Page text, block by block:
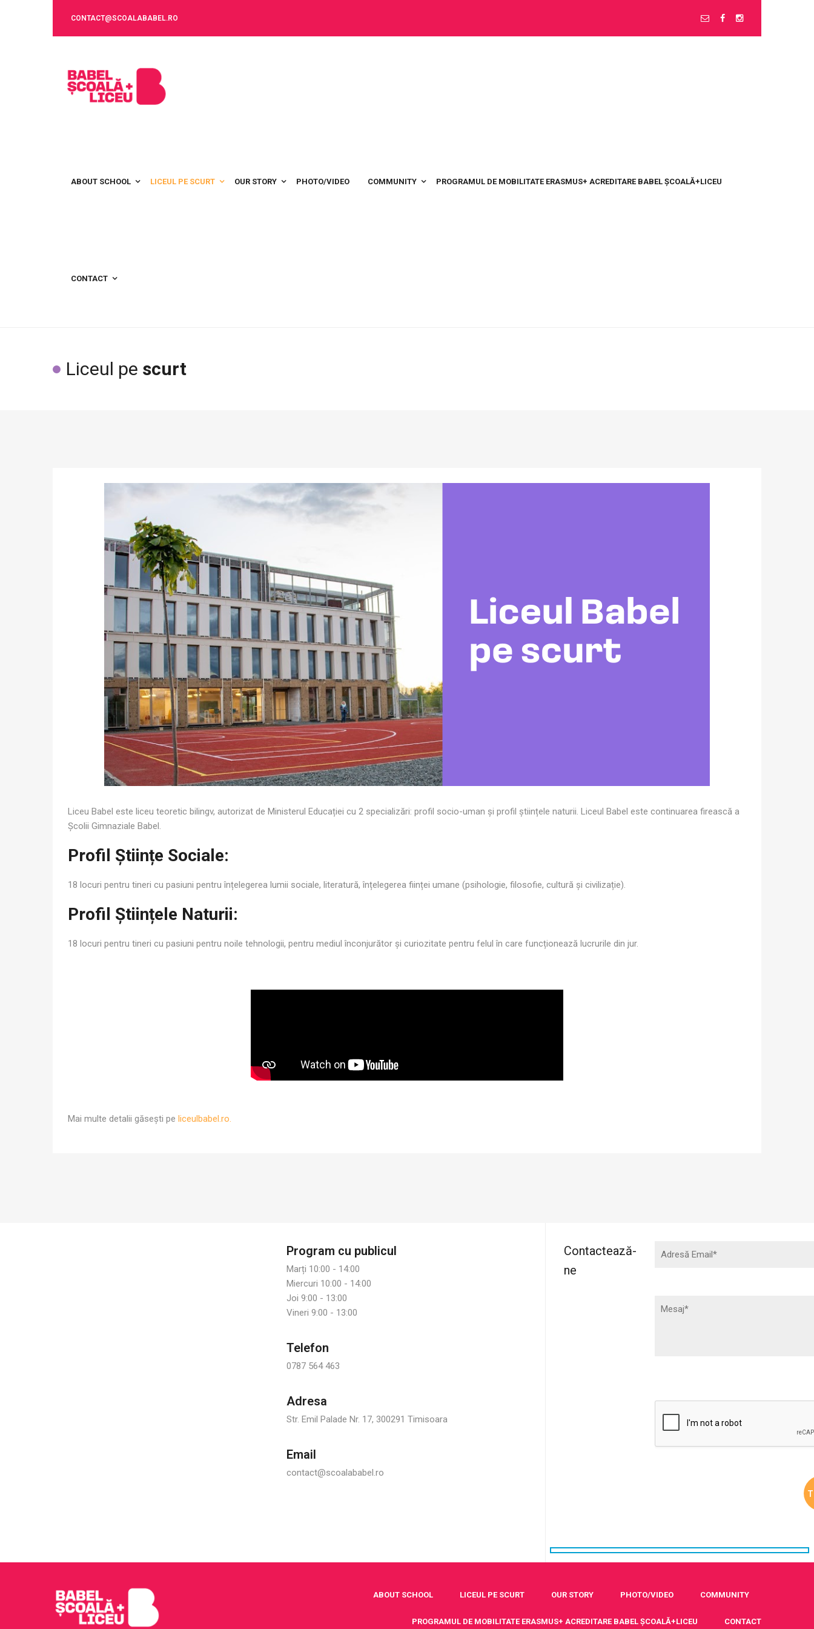
CONTACT@SCOALABABEL.RO
ABOUT SCHOOL LICEUL PE SCURT OUR STORY PHOTO/VIDEO COMMUNITY PROGRAMUL DE MOBILITATE ERASMUS+ ACREDITARE BABEL ȘCOALĂ+LICEU
CONTACT
Liceul pe scurt
Liceu Babel este liceu teoretic bilingv, autorizat de Ministerul Educației cu 2 specializări: profil socio-uman și profil științele naturii. Liceul Babel este continuarea firească a
Școlii Gimnaziale Babel.
Profil Științe Sociale:
18 locuri pentru tineri cu pasiuni pentru înțelegerea lumii sociale, literatură, înțelegerea ființei umane (psihologie, filosofie, cultură și civilizație).
Profil Științele Naturii:
18 locuri pentru tineri cu pasiuni pentru noile tehnologii, pentru mediul înconjurător și curiozitate pentru felul în care funcționează lucrurile din jur.
Mai multe detalii găsești pe liceulbabel.ro.
Program cu publicul
Marți 10:00 - 14:00
Miercuri 10:00 - 14:00
Joi 9:00 - 13:00
Vineri 9:00 - 13:00
Telefon
0787 564 463
Adresa
Str. Emil Palade Nr. 17, 300291 Timisoara
Email
contact@scoalababel.ro
Contactează-
ne
ABOUT SCHOOL LICEUL PE SCURT OUR STORY PHOTO/VIDEO COMMUNITY
PROGRAMUL DE MOBILITATE ERASMUS+ ACREDITARE BABEL ȘCOALĂ+LICEU CONTACT